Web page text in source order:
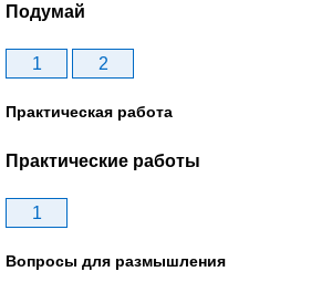
Подумай
1 2
Практическая работа
Практические работы
1
Вопросы для размышления